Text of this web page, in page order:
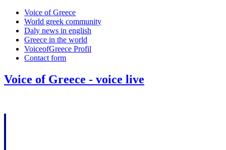
Voice of Greece
World greek community
Daly news in english
Greece in the world
VoiceofGreece Profil
Contact form
Voice of Greece - voice live